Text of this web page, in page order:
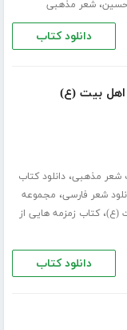
حسین،شعر مذهبی
دانلود کتاب
اهل بیت (ع)
شعر مذهبی،دانلود کتاب
شعر فارسی، مجموعه
(ع)،کتاب زمزمه هایی از
دانلود کتاب